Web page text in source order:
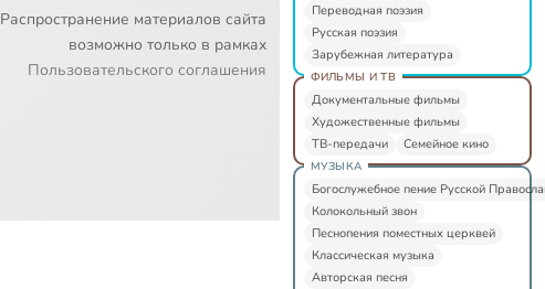
Распространение материалов сайта
возможно только в рамках
Пользовательского соглашения
Переводная поэзия
Русская поэзия
Зарубежная литература
ФИЛЬМЫ И ТВ
Документальные фильмы
Художественные фильмы
ТВ-передачи
Семейное кино
МУЗЫКА
Богослужебное пение Русской
Колокольный звон
Песнопения поместных церквей
Классическая музыка
Авторская песня